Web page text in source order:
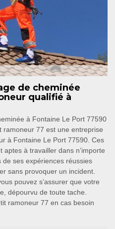
de cheminée
qualifié à
à Fontaine Le Port 77590
ramoneur 77 est une entreprise
à Fontaine Le Port 77590. Ces
à travailler dans n’importe
ses expériences réussies
sans provoquer un incident.
pouvez s’assurer que votre
dépourvu de toute tache.
ramoneur 77 en cas besoin